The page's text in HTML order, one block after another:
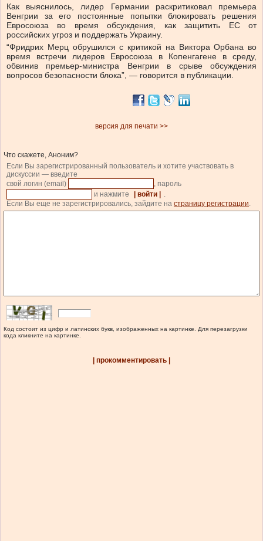
Как выяснилось, лидер Германии раскритиковал премьера
Венгрии за его постоянные попытки блокировать решения
Евросоюза во время обсуждения, как защитить ЕС от
российских угроз и поддержать Украину.
“Фридрих Мерц обрушился с критикой на Виктора Орбана во
время встречи лидеров Евросоюза в Копенгагене в среду,
обвинив премьер-министра Венгрии в срыве обсуждения
вопросов безопасности блока”, — говорится в публикации.
версия для печати >>
Что скажете, Аноним?
Если Вы зарегистрированный пользователь и хотите участвовать в
дискуссии — введите
свой логин (email)
, пароль
и нажмите
| войти |
.
Если Вы еще не зарегистрировались, зайдите на страницу регистрации.
Код состоит из цифр и латинских букв, изображенных на картинке. Для перезагрузки
кода кликните на картинке.
| прокомментировать |